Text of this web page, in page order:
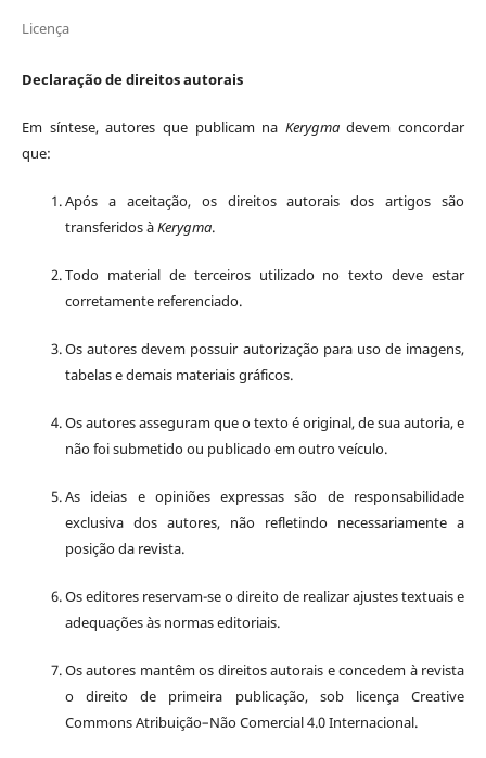
Licença
Declaração de direitos autorais
Em síntese, autores que publicam na Kerygmadevem concordar
que:
Após a aceitação, os direitos autorais dos artigos são
transferidos àKerygma.
Todo material de terceiros utilizado no texto deve estar
corretamente referenciado.
Os autores devem possuir autorização para uso de imagens,
tabelas e demais materiais gráficos.
Os autores asseguram que o texto é original, de sua autoria, e
não foi submetido ou publicado em outro veículo.
As ideias e opiniões expressas são de responsabilidade
exclusiva dos autores, não refletindo necessariamente a
posição da revista.
Os editores reservam-se o direito de realizar ajustes textuais e
adequações às normas editoriais.
Os autores mantêm os direitos autorais e concedem à revista
o direito de primeira publicação, sob licença Creative
Commons Atribuição–Não Comercial 4.0 Internacional.